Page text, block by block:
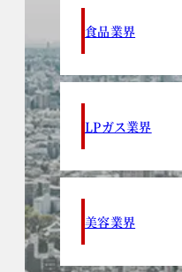
食品業界
LPガス業界
美容業界